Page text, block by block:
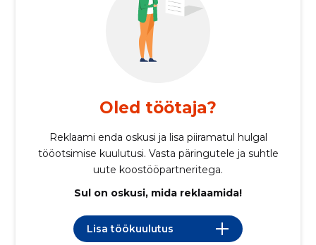
Oled töötaja?
Reklaami enda oskusi ja lisa piiramatul hulgal
tööotsimise kuulutusi. Vasta päringutele ja suhtle
uute koostööpartneritega.
Sul on oskusi, mida reklaamida!
Lisa töökuulutus